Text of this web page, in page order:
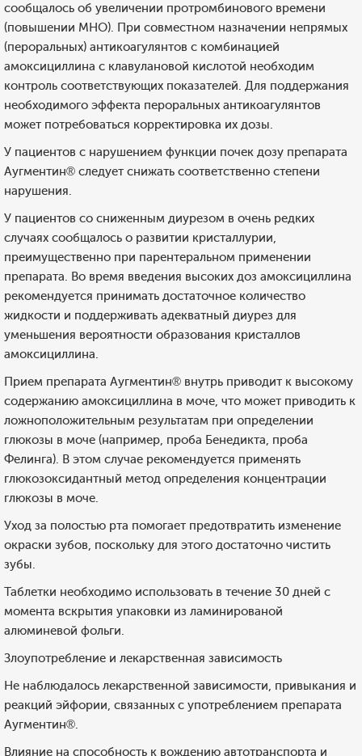
сообщалось об увеличении протромбинового времени
(повышении MHO). При совместном назначении непрямых
(пероральных) антикоагулянтов с комбинацией
амоксициллина с клавулановой кислотой необходим
контроль соответствующих показателей. Для поддержания
необходимого эффекта пероральных антикоагулянтов
может потребоваться корректировка их дозы.
У пациентов с нарушением функции почек дозу препарата
Аугментин® следует снижать соответственно степени
нарушения.
У пациентов со сниженным диурезом в очень редких
случаях сообщалось о развитии кристаллурии,
преимущественно при парентеральном применении
препарата. Во время введения высоких доз амоксициллина
рекомендуется принимать достаточное количество
жидкости и поддерживать адекватный диурез для
уменьшения вероятности образования кристаллов
амоксициллина.
Прием препарата Аугментин® внутрь приводит к высокому
содержанию амоксициллина в моче, что может приводить к
ложноположительным результатам при определении
глюкозы в моче (например, проба Бенедикта, проба
Фелинга). В этом случае рекомендуется применять
глюкозоксидантный метод определения концентрации
глюкозы в моче.
Уход за полостью рта помогает предотвратить изменение
окраски зубов, поскольку для этого достаточно чистить
зубы.
Таблетки необходимо использовать в течение 30 дней с
момента вскрытия упаковки из ламинированой
алюминевой фольги.
Злоупотребление и лекарственная зависимость
Не наблюдалось лекарственной зависимости, привыкания и
реакций эйфории, связанных с употреблением препарата
Аугментин®.
Влияние на способность к вождению автотранспорта и